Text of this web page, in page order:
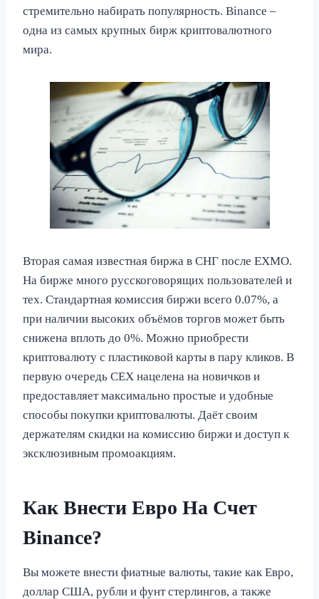
стремительно набирать популярность. Binance –
одна из самых крупных бирж криптовалютного
мира.
Вторая самая известная биржа в СНГ после EXMO.
На бирже много русскоговорящих пользователей и
тех. Стандартная комиссия биржи всего 0.07%, а
при наличии высоких объёмов торгов может быть
снижена вплоть до 0%. Можно приобрести
криптовалюту с пластиковой карты в пару кликов. В
первую очередь CEX нацелена на новичков и
предоставляет максимально простые и удобные
способы покупки криптовалюты. Даёт своим
держателям скидки на комиссию биржи и доступ к
эксклюзивным промоакциям.
Как Внести Евро На Счет
Binance?
Вы можете внести фиатные валюты, такие как Евро,
доллар США, рубли и фунт стерлингов, а также